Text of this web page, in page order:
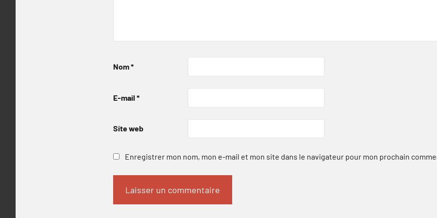
Nom*
E-mail *
Site web
Enregistrer mon nom, mon e-mail et mon site dans le navigateur pour mon prochain